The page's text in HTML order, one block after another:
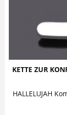
KETTE ZUR